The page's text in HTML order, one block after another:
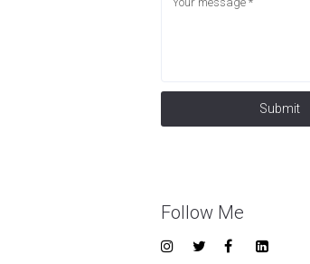
Submit
Follow Me